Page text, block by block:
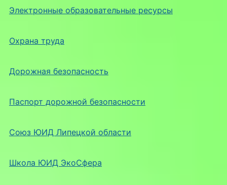
Электронные образовательные ресурсы
Охрана труда
Дорожная безопасность
Паспорт дорожной безопасности
Союз ЮИД Липецкой области
Школа ЮИД ЭкоСфера